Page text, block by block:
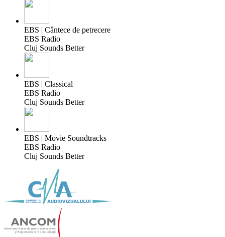
EBS | Cântece de petrecere
EBS Radio
Cluj Sounds Better
EBS | Classical
EBS Radio
Cluj Sounds Better
EBS | Movie Soundtracks
EBS Radio
Cluj Sounds Better